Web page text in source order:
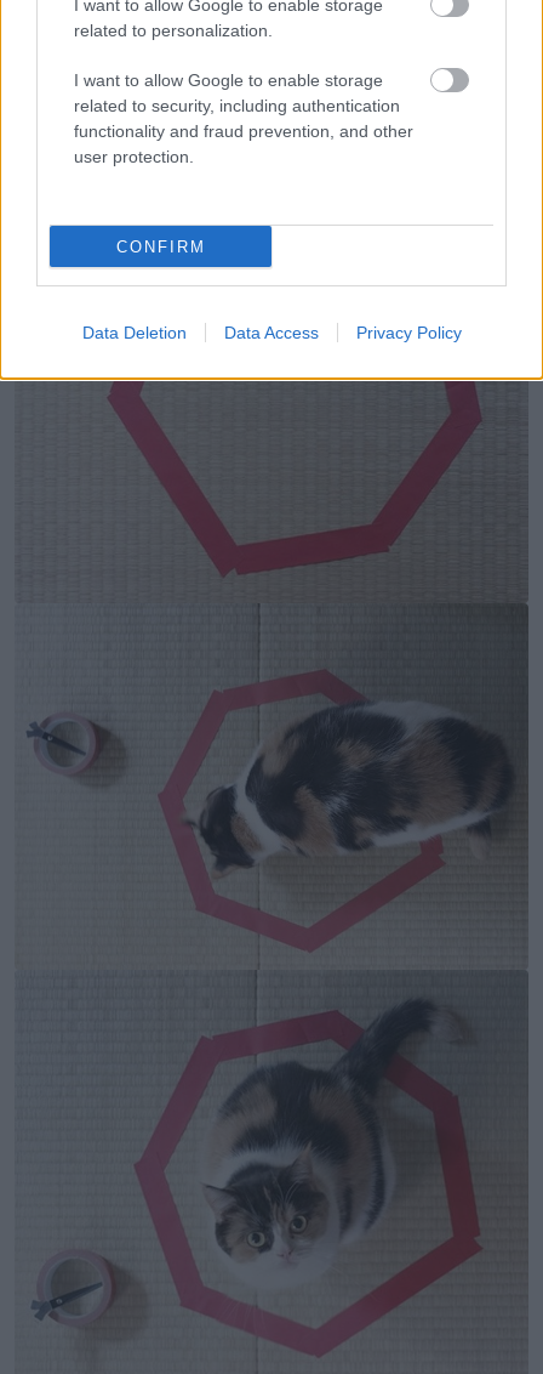
I want to allow Google to enable storage
related to personalization.
I want to allow Google to enable storage
related to security, including authentication
functionality and fraud prevention, and other
user protection.
CONFIRM
Data Deletion Data Access Privacy Policy
Hogyan ejts csapdába egy macskát.